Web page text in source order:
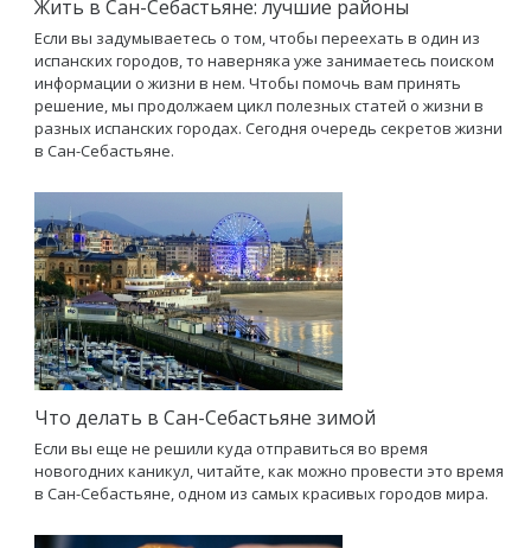
Жить в Сан-Себастьяне: лучшие районы
Если вы задумываетесь о том, чтобы переехать в один из
испанских городов, то наверняка уже занимаетесь поиском
информации о жизни в нем. Чтобы помочь вам принять
решение, мы продолжаем цикл полезных статей о жизни в
разных испанских городах. Сегодня очередь секретов жизни
в Сан-Себастьяне.
Что делать в Сан-Себастьяне зимой
Если вы еще не решили куда отправиться во время
новогодних каникул, читайте, как можно провести это время
в Сан-Себастьяне, одном из самых красивых городов мира.